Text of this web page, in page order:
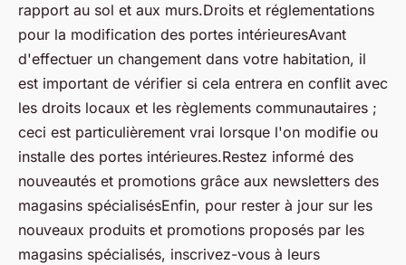
rapport au sol et aux murs.Droits et réglementations
pour la modification des portes intérieuresAvant
d'effectuer un changement dans votre habitation, il
est important de vérifier si cela entrera en conflit avec
les droits locaux et les règlements communautaires ;
ceci est particulièrement vrai lorsque l'on modifie ou
installe des portes intérieures.Restez informé des
nouveautés et promotions grâce aux newsletters des
magasins spécialisésEnfin, pour rester à jour sur les
nouveaux produits et promotions proposés par les
magasins spécialisés, inscrivez-vous à leurs